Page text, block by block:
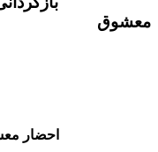
معشوق
احضار